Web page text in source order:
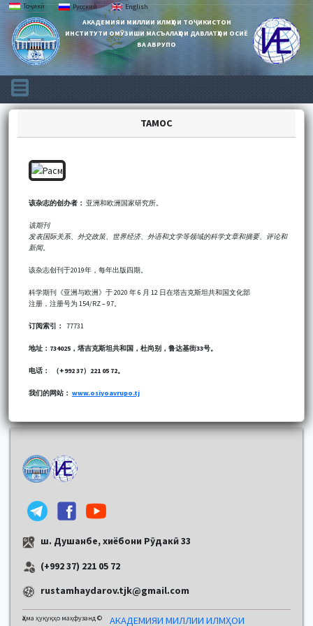
АКАДЕМИЯИ МИЛЛИИ ИЛМҲОИ ТОҶИКИСТОН
ИНСТИТУТИ ОМӮЗИШИ МАСЪАЛАҲОИ ДАВЛАТҲОИ ОСИЁ
ВА АВРУПО
Тоҷикӣ Русский English
ТАМОС
该杂志的创办者： 亚洲和欧洲国家研究所。
该期刊
发表国际关系、外交政策、世界经济、外语和文学等领域的科学文章和摘要、评论和
新闻。
该杂志创刊于2019年，每年出版四期。
科学期刊《亚洲与欧洲》于 2020 年 6 月 12 日在塔吉克斯坦共和国文化部
注册，注册号为 154/RZ – 97。
订阅索引： 77731
地址：734025，塔吉克斯坦共和国，杜尚别，鲁达基街33号。
电话： （+992 37）221 05 72。
我们的网站： www.osiyoavrupo.tj
ш. Душанбе, хиёбони Рӯдакӣ 33
(+992 37) 221 05 72
rustamhaydarov.tjk@gmail.com
Ҳама ҳуқуқҳо маҳфузанд ©
АКАДЕМИЯИ МИЛЛИИ ИЛМҲОИ